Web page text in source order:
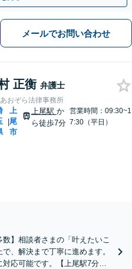
メールでお問い合わせ
正衡 弁護士
おぞら法律事務所
|
上
尾
市
上尾駅 か
ら徒歩7分
営業時間：09:30~1
7:30（平日）
数】相談者さまの「叶えたいこ
、解決まで丁寧に進めます。
応可能です。【上尾駅7分】